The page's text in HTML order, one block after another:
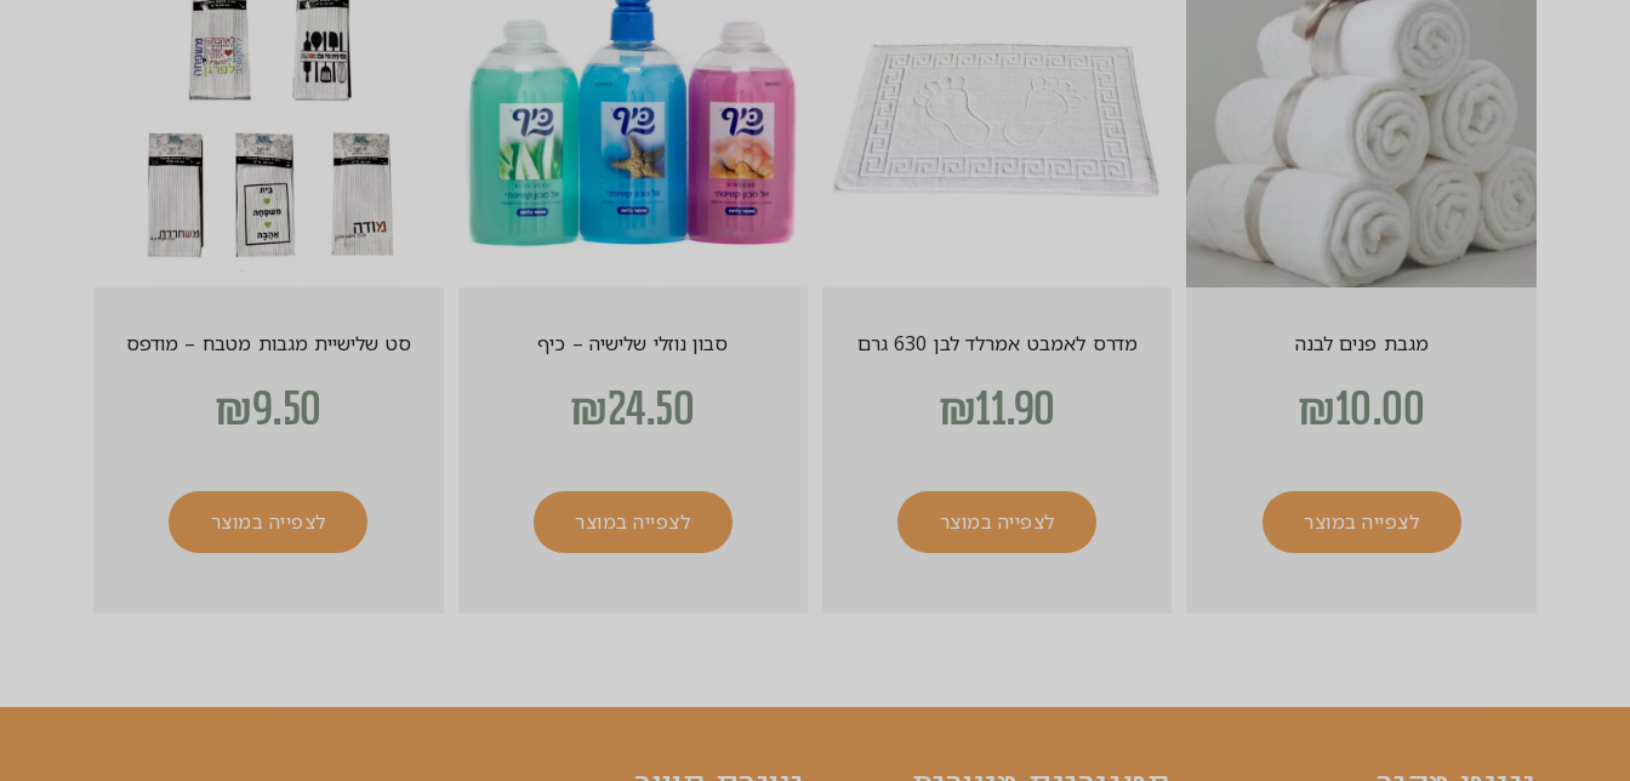
מגבת פנים לבנה
₪10.00
לצפייה במוצר
מדרס לאמבט אמרלד לבן 630 גרם
₪11.90
לצפייה במוצר
סבון נוזלי שלישיה – כיף
₪24.50
לצפייה במוצר
סט שלישיית מגבות מטבח – מודפס
₪9.50
לצפייה במוצר